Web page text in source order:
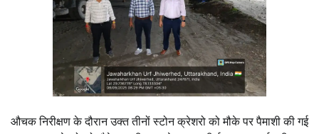
औचक निरीक्षण के दौरान उक्त तीनों स्टोन क्रेशरो को मौके पर पैमाशी की गई